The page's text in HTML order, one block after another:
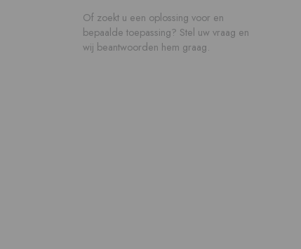
Of zoekt u een oplossing voor en
bepaalde toepassing? Stel uw vraag en
wij beantwoorden hem graag.